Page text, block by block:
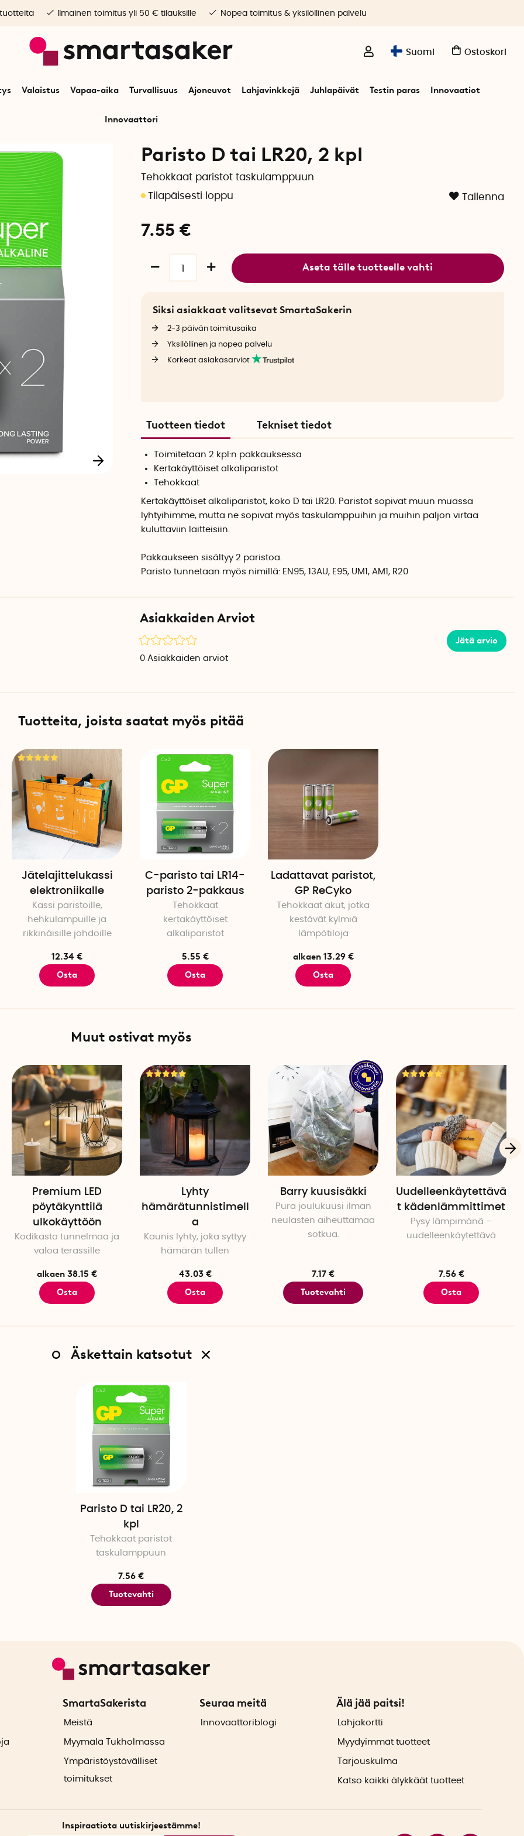
Suomi Ostoskori
Valaistus Vapaa-aika Turvallisuus Ajoneuvot Lahjavinkkejä Juhlapäivät Testin paras Innovaatiot
Innovaattori
Ilmainen toimitus yli 50 € tilauksille Nopea toimitus & yksilöllinen palvelu
paristot Paristo D tai LR20, 2 kpl
Paristo D tai LR20, 2 kpl
Tehokkaat paristot taskulamppuun
Tallenna
7.55 €
Aseta tälle tuotteelle vahti
Siksi asiakkaat valitsevat SmartaSakerin
2-3 päivän toimitusaika
Yksilöllinen ja nopea palvelu
Korkeat asiakasarviot
Tuotteen tiedot Tekniset tiedot
Toimitetaan 2 kpl:n pakkauksessa
Kertakäyttöiset alkaliparistot
Tehokkaat
Kertakäyttöiset alkaliparistot, koko D tai LR20. Paristot sopivat muun muassa
lyhtyihimme, mutta ne sopivat myös taskulamppuihin ja muihin paljon virtaa
kuluttaviin laitteisiin.
Pakkaukseen sisältyy 2 paristoa.
Paristo tunnetaan myös nimillä: EN95, 13AU, E95, UM1, AM1, R20
Asiakkaiden Arviot
Jätä arvio
0 Asiakkaiden arviot
Tuotteita, joista saatat myös pitää
Jätelajittelukassi
elektroniikalle
Kassi paristoille,
hehkulampuille ja
rikkinäisille johdoille
12.34 €
Osta
C-paristo tai LR14-
paristo 2-pakkaus
Tehokkaat
kertakäyttöiset
alkaliparistot
5.55 €
Osta
Ladattavat paristot,
GP ReCyko
Tehokkaat akut, jotka
kestävät kylmiä
lämpötiloja
alkaen 13.29 €
Osta
Muut ostivat myös
Premium LED
pöytäkynttilä
ulkokäyttöön
Kodikasta tunnelmaa ja
valoa terassille
alkaen 38.15 €
Osta
Lyhty
hämärätunnistimell
a
Kaunis lyhty, joka syttyy
hämärän tullen
43.03 €
Osta
Barry kuusisäkki
Pura joulukuusi ilman
neulasten aiheuttamaa
sotkua.
7.17 €
Tuotevahti
Uudelleenkäytettävä
t kädenlämmittimet
Pysy lämpimänä –
uudelleenkäytettävä
7.56 €
Osta
Äskettain katsotut
Paristo D tai LR20, 2
kpl
Tehokkaat paristot
taskulamppuun
7.56 €
Tuotevahti
SmartaSakerista
Meistä
Myymälä Tukholmassa
Ympäristöystävälliset
toimitukset
Seuraa meitä
Innovaattoriblogi
Älä jää paitsi!
Lahjakortti
Myydyimmät tuotteet
Tarjouskulma
Katso kaikki älykkäät tuotteet
Inspiraatiota uutiskirjeestämme!